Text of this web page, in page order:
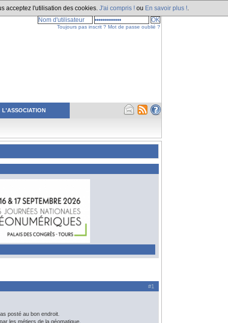
acceptez l'utilisation des cookies. J'ai compris ! ou En savoir plus !
L'ASSOCIATION
Toujours pas inscrit ? Mot de passe oublié ?
#1
posté au bon endroit.
les métiers de la géomatique.